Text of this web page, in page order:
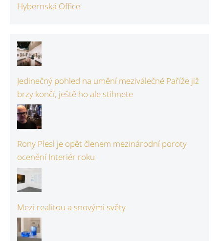
Hybernská Office
Jedinečný pohled na umění meziválečné Paříže již
brzy končí, ještě ho ale stihnete
Rony Plesl je opět členem mezinárodní poroty
ocenění Interiér roku
Mezi realitou a snovými světy